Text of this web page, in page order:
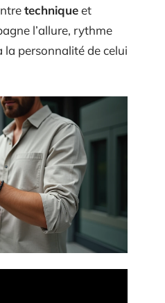
techniqueet
l’allure, rythme
la personnalité de celui